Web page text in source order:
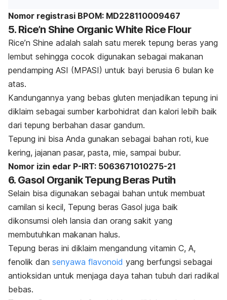
Nomor registrasi BPOM: MD228110009467
5. Rice’n Shine Organic White Rice Flour
Rice’n Shine adalah salah satu merek tepung beras yang
lembut sehingga cocok digunakan sebagai makanan
pendamping ASI (MPASI) untuk bayi berusia 6 bulan ke
atas.
Kandungannya yang bebas gluten menjadikan tepung ini
diklaim sebagai sumber karbohidrat dan kalori lebih baik
dari tepung berbahan dasar gandum.
Tepung ini bisa Anda gunakan sebagai bahan roti, kue
kering, jajanan pasar, pasta, mie, sampai bubur.
Nomor izin edar P-IRT: 5063671010275-21
6. Gasol Organik Tepung Beras Putih
Selain bisa digunakan sebagai bahan untuk membuat
camilan si kecil, Tepung beras Gasol juga baik
dikonsumsi oleh lansia dan orang sakit yang
membutuhkan makanan halus.
Tepung beras ini diklaim mengandung vitamin C, A,
fenolik dan senyawa flavonoid yang berfungsi sebagai
antioksidan untuk menjaga daya tahan tubuh dari radikal
bebas.